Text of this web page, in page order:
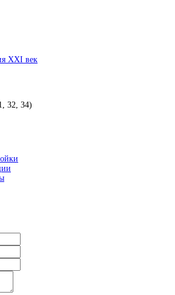
32, 34)